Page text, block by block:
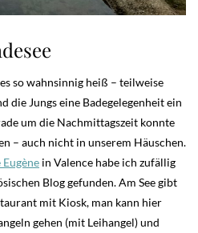
so wahnsinnig heiß – teilweise
die Jungs eine Badegelegenheit ein
um die Nachmittagszeit konnte
– auch nicht in unserem Häuschen.
Eugène in Valence habe ich zufällig
Blog gefunden. Am See gibt
mit Kiosk, man kann hier
gehen (mit Leihangel) und